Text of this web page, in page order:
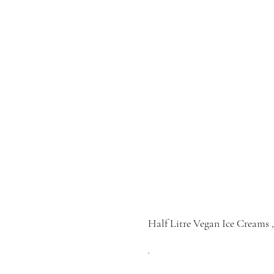
Half Litre Vegan Ice